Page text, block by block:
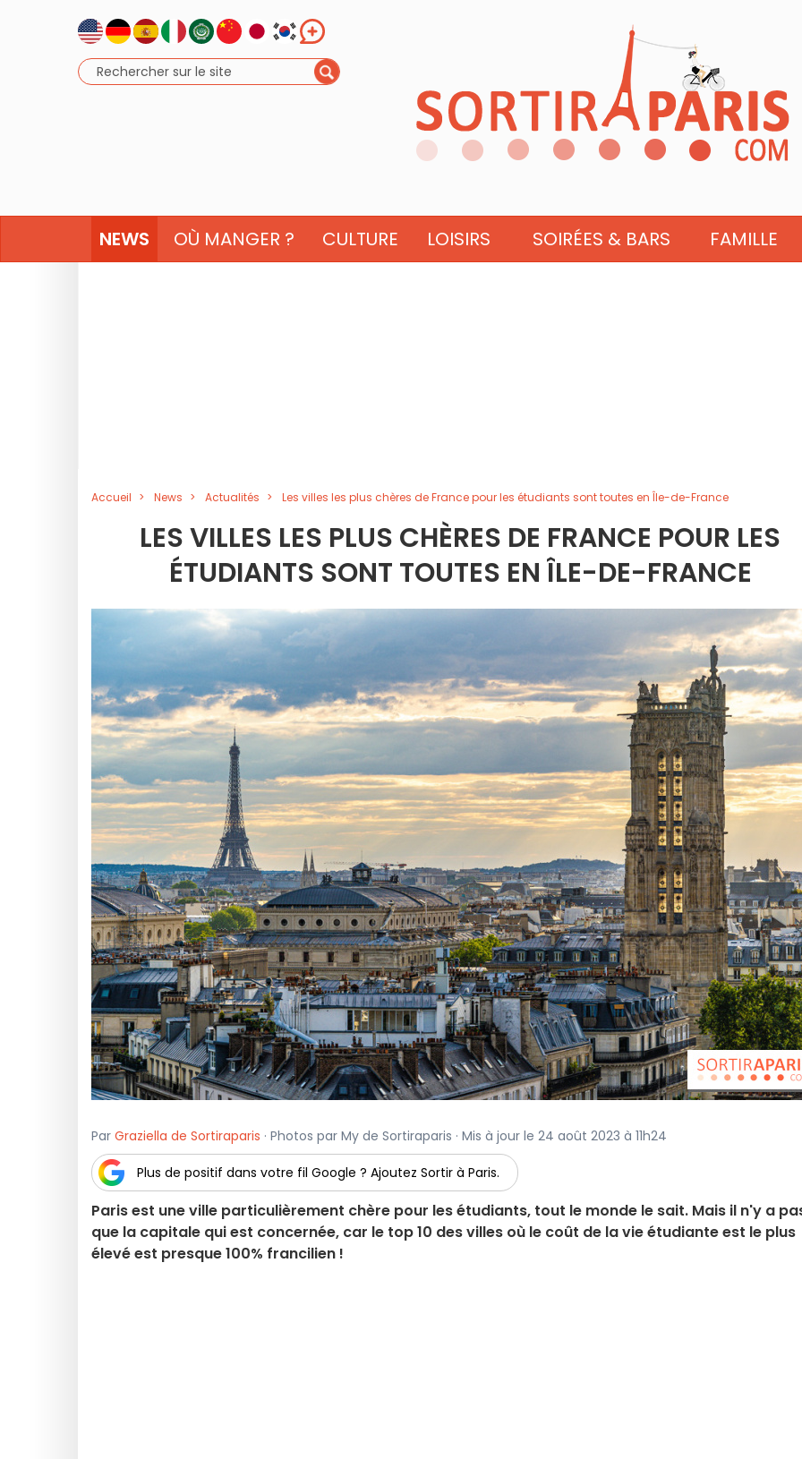
NEWS OÙ MANGER ? CULTURE LOISIRS SOIRÉES & BARS FAMILLE
Accueil News Actualités Les villes les plus chères de France pour les étudiants sont toutes en Île-de-France
LES VILLES LES PLUS CHÈRES DE FRANCE POUR LES
ÉTUDIANTS SONT TOUTES EN ÎLE-DE-FRANCE
Par Graziella de Sortiraparis · Photos par My de Sortiraparis · Mis à jour le 24 août 2023 à 11h24
Plus de positif dans votre fil Google ? Ajoutez Sortir à Paris.
Paris est une ville particulièrement chère pour les étudiants, tout le monde le sait. Mais il n'y a
que la capitale qui est concernée, car le top 10 des villes où le coût de la vie étudiante est le plus
élevé est presque 100% francilien !